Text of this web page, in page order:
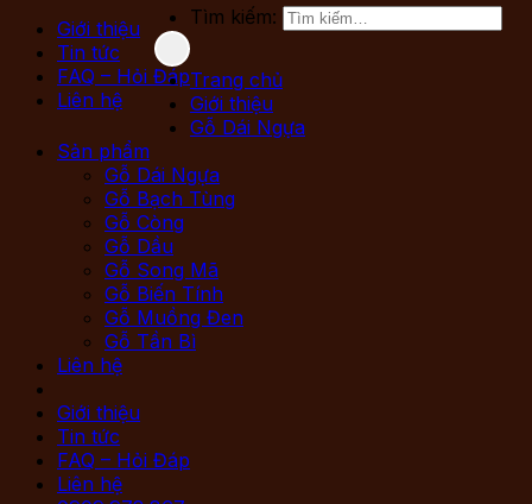
Giới thiệu
Tin tức
FAQ – Hỏi Đáp
Liên hệ
Tìm kiếm:
Trang chủ
Giới thiệu
Gỗ Dái Ngựa
Sản phẩm
Gỗ Dái Ngựa
Gỗ Bạch Tùng
Gỗ Còng
Gỗ Dầu
Gỗ Song Mã
Gỗ Biến Tính
Gỗ Muồng Đen
Gỗ Tần Bì
Liên hệ
Giới thiệu
Tin tức
FAQ – Hỏi Đáp
Liên hệ